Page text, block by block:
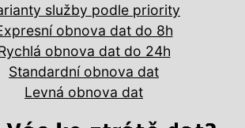
služby podle priority
obnova dat do 8h
obnova dat do 24h
Standardní obnova dat
Levná obnova dat